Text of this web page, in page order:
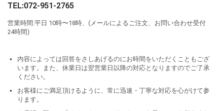
TEL:072-951-2765
営業時間:平日 10時〜18時、(メールによるご注文、お問い合わせ受付
24時間)
内容によっては回答をさしあげるのにお時間をいただくこともござ
います。また、休業日は翌営業日以降の対応となりますのでご了承
ください。
お客様にご満足頂けるように、常に迅速・丁寧な対応を心がけて参
ります。